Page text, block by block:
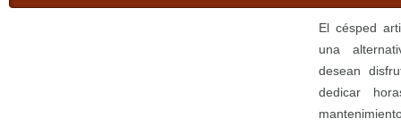
El césped
una
desean
dedicar